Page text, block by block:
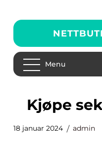
Menu
kjøpe
18 januar 2024 admin